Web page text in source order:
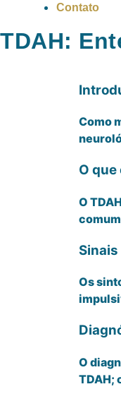
Contato
TDAH:
Como
O que
O
Sinais
Os
O
TDAH;